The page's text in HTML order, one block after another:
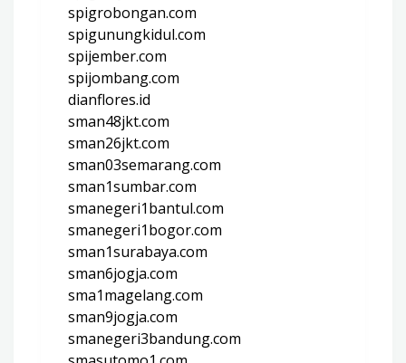
spigrobongan.com
spigunungkidul.com
spijember.com
spijombang.com
dianflores.id
sman48jkt.com
sman26jkt.com
sman03semarang.com
sman1sumbar.com
smanegeri1bantul.com
smanegeri1bogor.com
sman1surabaya.com
sman6jogja.com
sma1magelang.com
sman9jogja.com
smanegeri3bandung.com